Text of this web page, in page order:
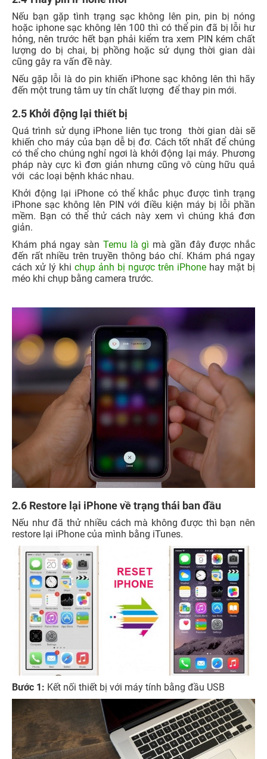
Nếu bạn gặp tình trạng sạc không lên pin, pin bị nóng
hoặc iphone sạc không lên 100 thì có thể pin đã bị lỗi hư
hỏng, nên trước hết bạn phải kiểm tra xem PIN kém chất
lượng do bị chai, bị phồng hoặc sử dụng thời gian dài
cũng gây ra vấn đề này.
Nếu gặp lỗi là do pin khiến iPhone sạc không lên thì hãy
đến một trung tâm uy tín chất lượng để thay pin mới.
2.5 Khởi động lại thiết bị
Quá trình sử dụng iPhone liên tục trong thời gian dài sẽ
khiến cho máy của bạn dễ bị đơ. Cách tốt nhất để chúng
có thể cho chúng nghỉ ngơi là khởi động lại máy. Phương
pháp này cực kì đơn giản nhưng cũng vô cùng hữu quả
với các loại bệnh khác nhau.
Khởi động lại iPhone có thể khắc phục được tình trạng
iPhone sạc không lên PIN với điều kiện máy bị lỗi phần
mềm. Bạn có thể thử cách này xem vì chúng khá đơn
giản.
Khám phá ngay sàn Temu là gì mà gần đây được nhắc
đến rất nhiều trên truyền thông báo chí. Khám phá ngay
cách xử lý khi chụp ảnh bị ngược trên iPhone hay mặt bị
méo khi chụp bằng camera trước.
2.6 Restore lại iPhone về trạng thái ban đầu
Nếu như đã thử nhiều cách mà không được thì bạn nên
restore lại iPhone của mình bằng iTunes.
Bước 1: Kết nối thiết bị với máy tính bằng đầu USB